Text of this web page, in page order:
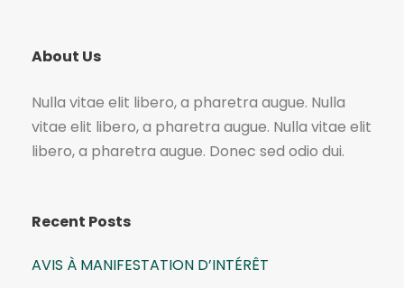
About Us
Nulla vitae elit libero, a pharetra augue. Nulla
vitae elit libero, a pharetra augue. Nulla vitae elit
libero, a pharetra augue. Donec sed odio dui.
Recent Posts
AVIS À MANIFESTATION D’INTÉRÊT